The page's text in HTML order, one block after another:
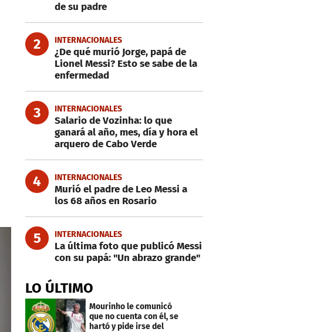
de su padre
2 INTERNACIONALES
¿De qué murió Jorge, papá de
Lionel Messi? Esto se sabe de la
enfermedad
3 INTERNACIONALES
Salario de Vozinha: lo que
ganará al año, mes, día y hora el
arquero de Cabo Verde
4 INTERNACIONALES
Murió el padre de Leo Messi a
los 68 años en Rosario
5 INTERNACIONALES
La última foto que publicó Messi
con su papá: "Un abrazo grande"
LO ÚLTIMO
Mourinho le comunicó
que no cuenta con él, se
hartó y pide irse del